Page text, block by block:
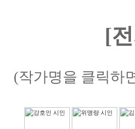
[
(작가명을 클릭하